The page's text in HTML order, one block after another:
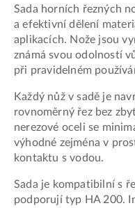
Sada horních řezných
a efektivní dělení
aplikacích. Nože jsou
známá svou odolností
při pravidelném
Každý nůž v sadě je
rovnoměrný řez bez
nerezové oceli se
výhodné zejména v
kontaktu s vodou.
Sada je kompatibilní s
podporují typ HA 200.